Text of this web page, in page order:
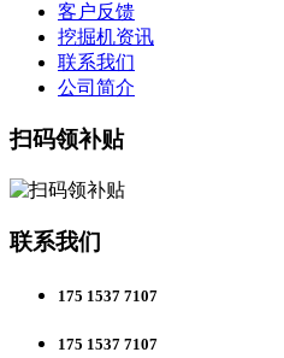
客户反馈
挖掘机资讯
联系我们
公司简介
扫码领补贴
联系我们
175 1537 7107
175 1537 7107